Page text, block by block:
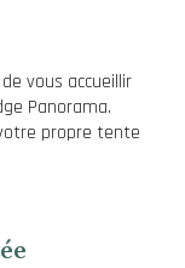
vous accueillir
Panorama.
propre tente